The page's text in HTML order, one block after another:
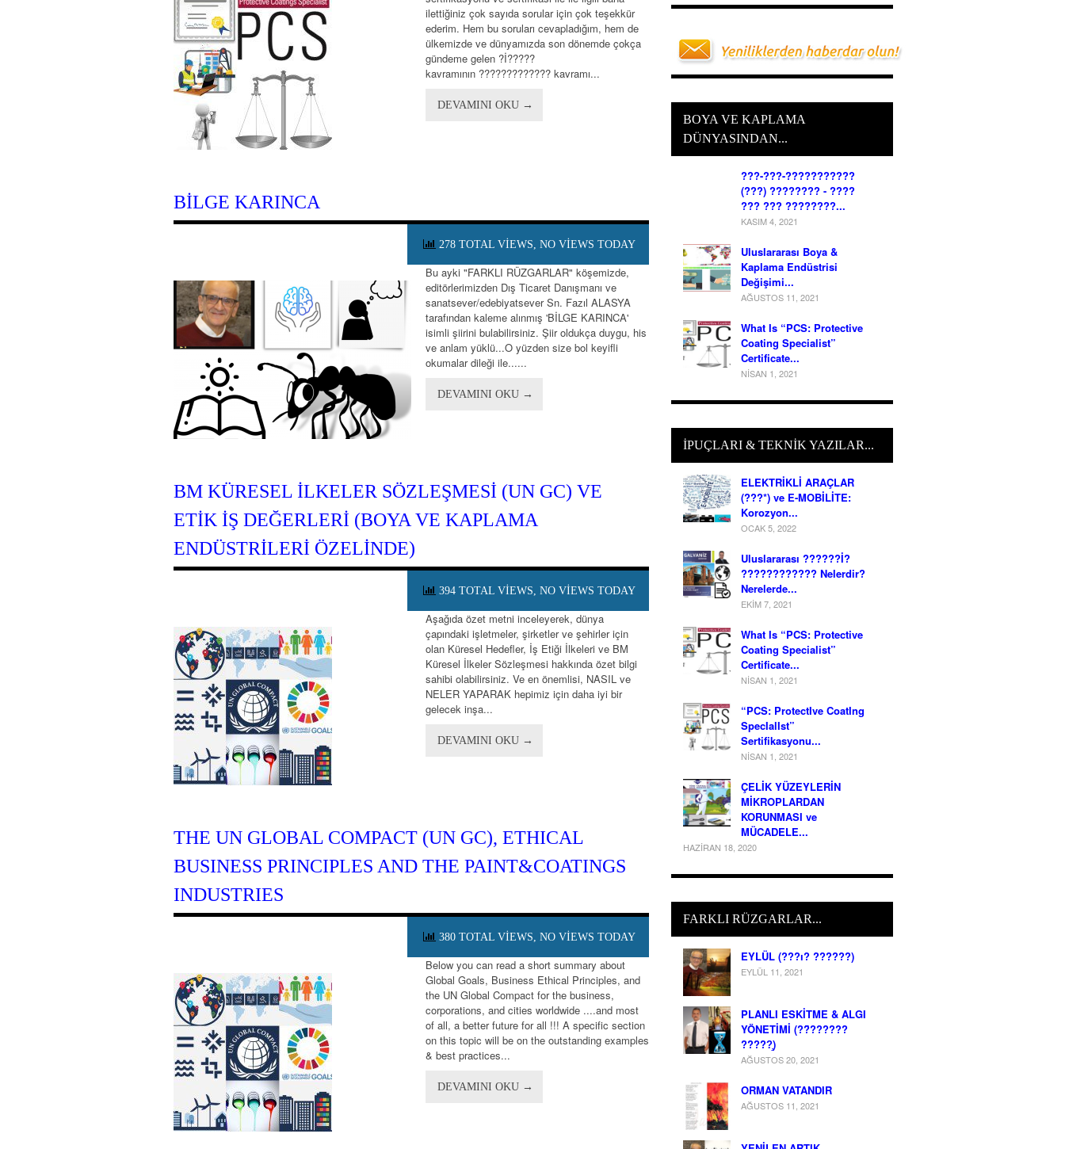
ilettiğiniz çok sayıda sorular için çok teşekkür
ederim. Hem bu soruları cevapladığım, hem de
ülkemizde ve dünyamızda son dönemde çokça
gündeme gelen ?İ?????
kavramının ????????????? kavramı...
DEVAMINI OKU →
BİLGE KARINCA
278 TOTAL VIEWS, NO VIEWS TODAY
Bu ayki "FARKLI RÜZGARLAR" köşemizde,
editörlerimizden Dış Ticaret Danışmanı ve
sanatsever/edebiyatsever Sn. Fazıl ALASYA
tarafından kaleme alınmış 'BİLGE KARINCA'
isimli şiirini bulabilirsiniz. Şiir oldukça duygu, his
ve anlam yüklü...O yüzden size bol keyifli
okumalar dileği ile......
DEVAMINI OKU →
BM KÜRESEL İLKELER SÖZLEŞMESI (UN GC) VE
ETIK İŞ DEĞERLERI (​BOYA VE KAPLAMA
ENDÜSTRILERI ÖZELINDE​)
394 TOTAL VIEWS, NO VIEWS TODAY
Aşağıda özet metni inceleyerek, dünya
çapındaki işletmeler, şirketler ve şehirler için
olan Küresel Hedefler, İş Etiği İlkeleri ve BM
Küresel İlkeler Sözleşmesi hakkında özet bilgi
sahibi olabilirsiniz. Ve en önemlisi, NASIL ve
NELER YAPARAK hepimiz için daha iyi bir
gelecek inşa...
DEVAMINI OKU →
THE UN GLOBAL COMPACT (UN GC), ETHICAL
BUSINESS PRINCIPLES AND THE PAINT&COATINGS
INDUSTRIES
380 TOTAL VIEWS, NO VIEWS TODAY
Below you can read a short summary about
Global Goals, Business Ethical Principles, and
the UN Global Compact for the business,
corporations, and cities worldwide ....and most
of all, a better future for all !!! A specific section
on this topic will be on the outstanding examples
& best practices...
DEVAMINI OKU →
BOYA VE KAPLAMA
DÜNYASINDAN...
???-???-???????????
(???) ???????? - ????
??? ??? ????????...
KASIM 4, 2021
Uluslararası Boya &
Kaplama Endüstrisi
Değişimi...
AĞUSTOS 11, 2021
What Is “PCS: Protective
Coating Specialist”
Certificate...
NISAN 1, 2021
İPUÇLARI & TEKNIK YAZILAR...
ELEKTRİKLİ ARAÇLAR
(???*) ve E-MOBİLİTE:
Korozyon...
OCAK 5, 2022
Uluslararası ??????İ?
???????????? Nelerdir?
Nerelerde...
EKIM 7, 2021
What Is “PCS: Protective
Coating Specialist”
Certificate...
NISAN 1, 2021
“PCS: ProtectIve CoatIng
SpecIalIst”
Sertifikasyonu...
NISAN 1, 2021
ÇELİK YÜZEYLERİN
MİKROPLARDAN
KORUNMASI ve
MÜCADELE...
HAZIRAN 18, 2020
FARKLI RÜZGARLAR...
EYLÜL (???ı? ??????)
EYLÜL 11, 2021
PLANLI ESKİTME & ALGI
YÖNETİMİ (??̈??????
?????̧)
AĞUSTOS 20, 2021
ORMAN VATANDIR
AĞUSTOS 11, 2021